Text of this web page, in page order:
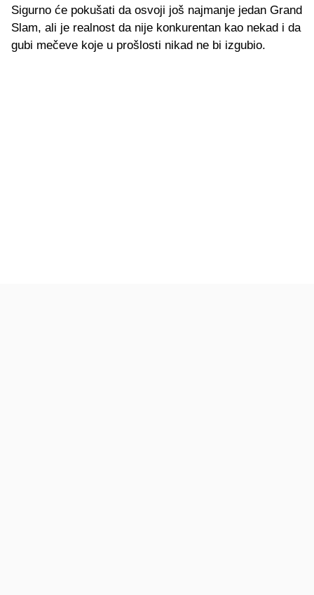
Sigurno će pokušati da osvoji još najmanje jedan Grand
Slam, ali je realnost da nije konkurentan kao nekad i da
gubi mečeve koje u prošlosti nikad ne bi izgubio.